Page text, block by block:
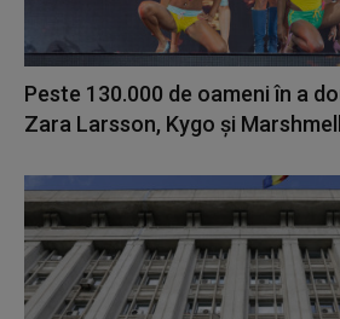
Peste 130.000 de oameni în a
Zara Larsson, Kygo și